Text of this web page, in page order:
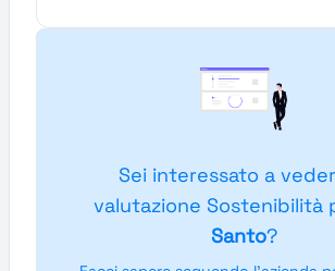
Sei interessato a
valutazione Sostenibilità
Santo?